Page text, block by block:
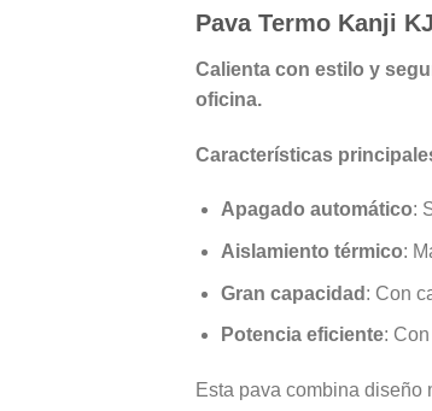
Pava Termo Kanji
Calienta con estilo y
oficina.
Características
Apagado automático:
Aislamiento térmico:
Gran capacidad : Con
Potencia eficiente: Con
Esta pava combina diseño